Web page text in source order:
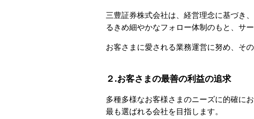
三豊証券株式会社は、経営理念に基づき
るきめ細やかなフォロー体制のもと、サ
お客さまに愛される業務運営に努め、そ
２.お客さまの最善の利益の追求
多種多様なお客様さまのニーズに的確に
最も選ばれる会社を目指します。